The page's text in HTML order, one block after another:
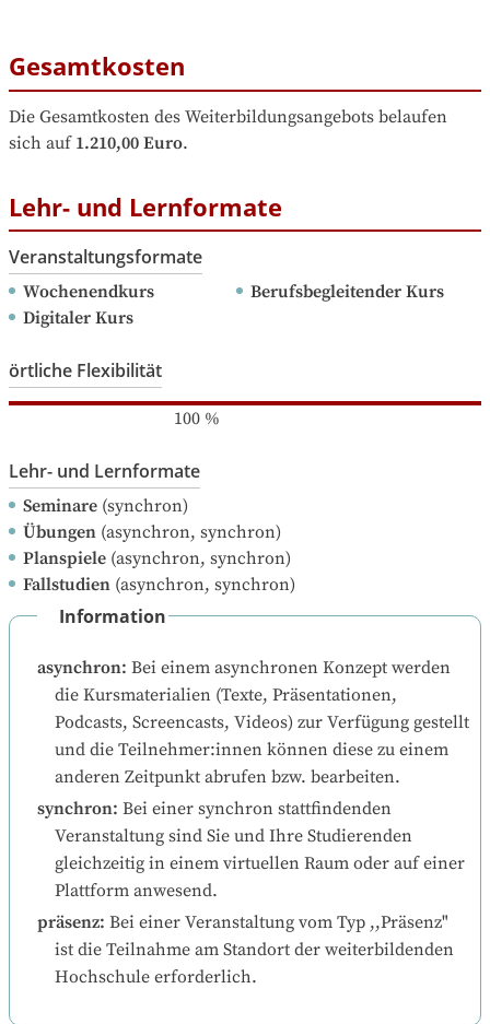
Gesamtkosten
Die Gesamtkosten des Weiterbildungsangebots belaufen
sich auf 1.210,00 Euro.
Lehr- und Lernformate
Veranstaltungsformate
Wochenendkurs
Berufsbegleitender Kurs
Digitaler Kurs
örtliche Flexibilität
100 %
Lehr- und Lernformate
Seminare (synchron)
Übungen (asynchron, synchron)
Planspiele (asynchron, synchron)
Fallstudien (asynchron, synchron)
Information
asynchron: Bei einem asynchronen Konzept werden
die Kursmaterialien (Texte, Präsentationen,
Podcasts, Screencasts, Videos) zur Verfügung gestellt
und die Teilnehmer:innen können diese zu einem
anderen Zeitpunkt abrufen bzw. bearbeiten.
synchron: Bei einer synchron stattfindenden
Veranstaltung sind Sie und Ihre Studierenden
gleichzeitig in einem virtuellen Raum oder auf einer
Plattform anwesend.
präsenz: Bei einer Veranstaltung vom Typ ,,Präsenz"
ist die Teilnahme am Standort der weiterbildenden
Hochschule erforderlich.